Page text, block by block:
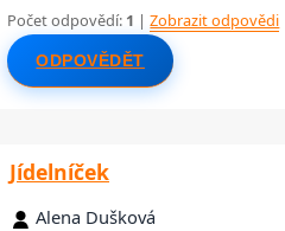
Počet odpovědí: 1 |Zobrazit odpovědi
ODPOVĚDĚT
Jídelníček
Alena Dušková